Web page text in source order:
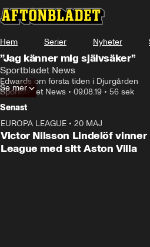
Hem Serier Nyheter
”Jag känner mig självsäker”
Sportbladet News
Edwards om första tiden i Djurgården
Sportbladet News • 09.08.19 • 56 sek
Se mer
Senast
EUROPA LEAGUE • 20 MAJ
Victor Nilsson Lindelöf vinner
League med sitt Aston Villa